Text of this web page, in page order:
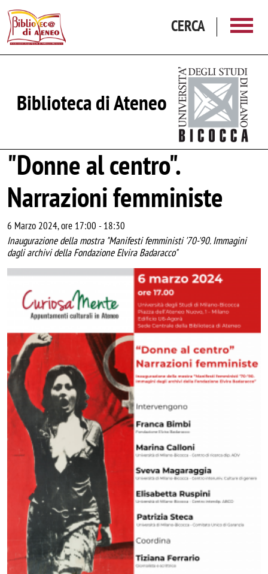
CERCA
Biblioteca di Ateneo
"Donne al centro".
Narrazioni femministe
6 Marzo 2024, ore 17:00 -18:30
Inaugurazione della mostra "Manifesti femministi '70-'90. Immagini
dagli archivi della Fondazione Elvira Badaracco"
Image